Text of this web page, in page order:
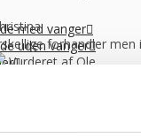
med vanger
uden vanger
forhandler men
Vurderet af Ole
god oplevelse.”
af Kirsten
varer. Nice